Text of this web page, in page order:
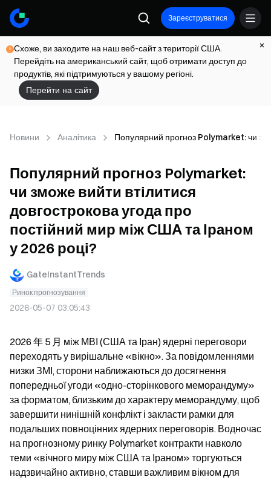
Зареєструватися
Схоже, ви заходите на наш веб-сайт з території США.
Перейдіть на американський сайт, щоб отримати доступ до
продуктів, які підтримуються у вашому регіоні.
Перейти на сайт
Новини Аналітика Популярний прогноз Polymarket: чи
Популярний прогноз Polymarket:
чи зможе вийти втілитися
довгострокова угода про
постійний мир між США та Іраном
у 2026 році?
GateInstantTrends
Ринок прогнозування
2026-05-07 03:05:43
2026 年 5 月 між МВІ (США та Іран) ядерні переговори
переходять у вирішальне «вікно». За повідомленнями
низки ЗМІ, сторони наближаються до досягнення
попередньої угоди «одно-сторінкового меморандуму»
за форматом, близьким до характеру меморандуму, щоб
завершити нинішній конфлікт і закласти рамки для
подальших повноцінних ядерних переговорів. Водночас
на прогнозному ринку Polymarket контракти навколо
теми «вічного миру між США та Іраном» торгуються
надзвичайно активно, ставши важливим вікном для